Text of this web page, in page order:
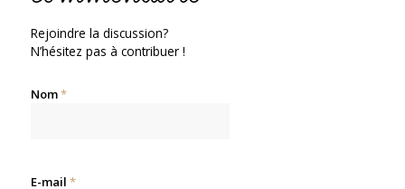
Rejoindre la discussion?
N’hésitez pas à contribuer !
Nom*
E-mail *